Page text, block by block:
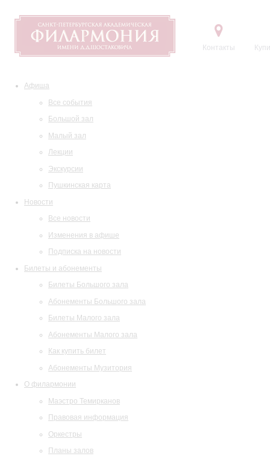
Контакты
Афиша
Все события
Большой зал
Малый зал
Лекции
Экскурсии
Пушкинская карта
Новости
Все новости
Изменения в афише
Подписка на новости
Билеты и абонементы
Билеты Большого зала
Абонементы Большого зала
Билеты Малого зала
Абонементы Малого зала
Как купить билет
Абонементы Музитория
О филармонии
Маэстро Темирканов
Правовая информация
Оркестры
Планы залов